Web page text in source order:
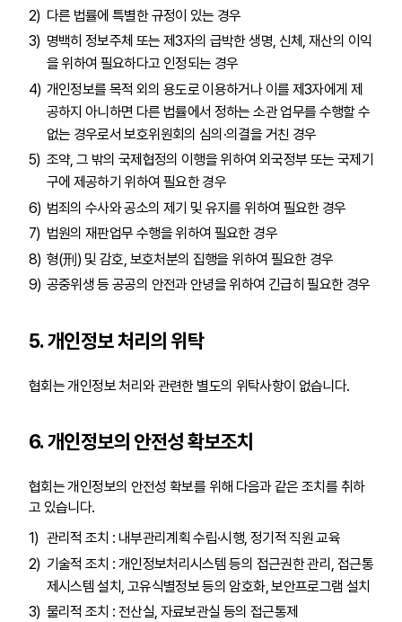
다른 법률에 특별한 규정이 있는 경우
명백히 정보주체 또는 제3자의 급박한 생명, 신체, 재산의 이익
을 위하여 필요하다고 인정되는 경우
개인정보를 목적 외의 용도로 이용하거나 이를 제3자에게 제
공하지 아니하면 다른 법률에서 정하는 소관 업무를 수행할 수
없는 경우로서 보호위원회의 심의·의결을 거친 경우
조약, 그 밖의 국제협정의 이행을 위하여 외국정부 또는 국제기
구에 제공하기 위하여 필요한 경우
범죄의 수사와 공소의 제기 및 유지를 위하여 필요한 경우
법원의 재판업무 수행을 위하여 필요한 경우
형(刑) 및 감호, 보호처분의 집행을 위하여 필요한 경우
공중위생 등 공공의 안전과 안녕을 위하여 긴급히 필요한 경우
5. 개인정보 처리의 위탁
협회는 개인정보 처리와 관련한 별도의 위탁사항이 없습니다.
6. 개인정보의 안전성 확보조치
협회는 개인정보의 안전성 확보를 위해 다음과 같은 조치를 취하
고 있습니다.
관리적 조치 : 내부관리계획 수립·시행, 정기적 직원 교육
기술적 조치 : 개인정보처리시스템 등의 접근권한 관리, 접근통
제시스템 설치, 고유식별정보 등의 암호화, 보안프로그램 설치
물리적 조치 : 전산실, 자료보관실 등의 접근통제